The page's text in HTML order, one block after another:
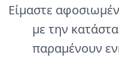
Είμαστε
με την
παραμένουν